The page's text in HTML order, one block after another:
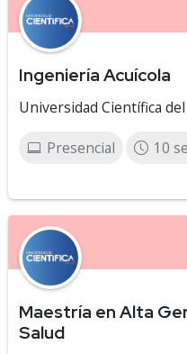
Ingeniería Acuícola
Universidad Científica
Presencial 10
Maestría en Alta
Salud